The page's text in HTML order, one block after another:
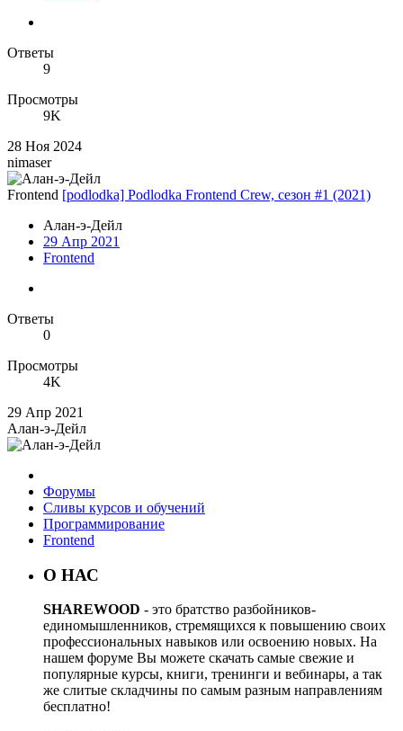
Ответы
9
Просмотры
9K
28 Ноя 2024
nimaser
Frontend [podlodka] Podlodka Frontend Crew, сезон #1 (2021)
Алан-э-Дейл
29 Апр 2021
Frontend
Ответы
0
Просмотры
4K
29 Апр 2021
Алан-э-Дейл
Форумы
Сливы курсов и обучений
Программирование
Frontend
О НАС
SHAREWOOD - это братство разбойников-
единомышленников, стремящихся к повышению своих
профессиональных навыков или освоению новых. На
нашем форуме Вы можете скачать самые свежие и
популярные курсы, книги, тренинги и вебинары, а так
же слитые складчины по самым разным направлениям
бесплатно!